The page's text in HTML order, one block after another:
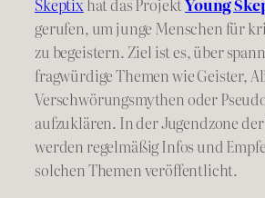
gerufen, um junge Menschen für
zu begeistern. Ziel ist es, über
fragwürdige Themen wie Geister,
Verschwörungsmythen oder
aufzuklären. In der Jugendzone
werden regelmäßig Infos und
solchen Themen veröffentlicht.